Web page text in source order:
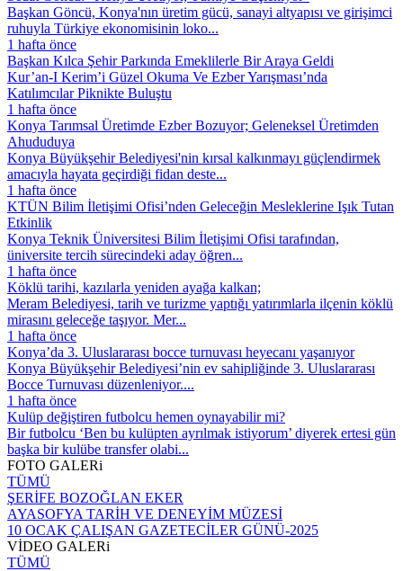
Başkan Göncü, Konya'nın üretim gücü, sanayi altyapısı ve girişimci
ruhuyla Türkiye ekonomisinin loko...
1 hafta önce
Başkan Kılca Şehir Parkında Emeklilerle Bir Araya Geldi
Kur’an-I Kerim’i Güzel Okuma Ve Ezber Yarışması’nda
Katılımcılar Piknikte Buluştu
1 hafta önce
Konya Tarımsal Üretimde Ezber Bozuyor; Geleneksel Üretimden
Ahududuya
Konya Büyükşehir Belediyesi'nin kırsal kalkınmayı güçlendirmek
amacıyla hayata geçirdiği fidan deste...
1 hafta önce
KTÜN Bilim İletişimi Ofisi’nden Geleceğin Mesleklerine Işık Tutan
Etkinlik
Konya Teknik Üniversitesi Bilim İletişimi Ofisi tarafından,
üniversite tercih sürecindeki aday öğren...
1 hafta önce
Köklü tarihi, kazılarla yeniden ayağa kalkan;
Meram Belediyesi, tarih ve turizme yaptığı yatırımlarla ilçenin köklü
mirasını geleceğe taşıyor. Mer...
1 hafta önce
Konya’da 3. Uluslararası bocce turnuvası heyecanı yaşanıyor
Konya Büyükşehir Belediyesi’nin ev sahipliğinde 3. Uluslararası
Bocce Turnuvası düzenleniyor....
1 hafta önce
Kulüp değiştiren futbolcu hemen oynayabilir mi?
Bir futbolcu ‘Ben bu kulüpten ayrılmak istiyorum’ diyerek ertesi gün
başka bir kulübe transfer olabi...
FOTO GALERi
TÜMÜ
ŞERİFE BOZOĞLAN EKER
AYASOFYA TARİH VE DENEYİM MÜZESİ
10 OCAK ÇALIŞAN GAZETECİLER GÜNÜ-2025
VİDEO GALERi
TÜMÜ